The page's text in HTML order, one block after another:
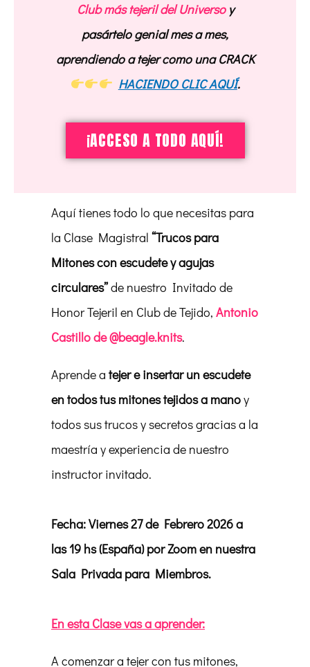
Club más tejeril del Universoy
pasártelo genial mes a mes,
aprendiendo a tejer como una CRACK
HACIENDO CLIC AQUÍ.
¡ACCESO A TODO AQUÍ!
Aquí tienes todo lo que necesitas para
la Clase Magistral “Trucos para
Mitones con escudete y agujas
circulares”de nuestro Invitado de
Honor Tejeril en Club de Tejido, Antonio
Castillo de @beagle.knits.
Aprende a tejer e insertar un escudete
en todos tus mitones tejidos a manoy
todos sus trucos y secretos gracias a la
maestría y experiencia de nuestro
instructor invitado.
Fecha: Viernes 27 de Febrero 2026 a
las 19 hs (España) por Zoom en nuestra
Sala Privada para Miembros.
En esta Clase vas a aprender:
A comenzar a tejer con tus mitones,